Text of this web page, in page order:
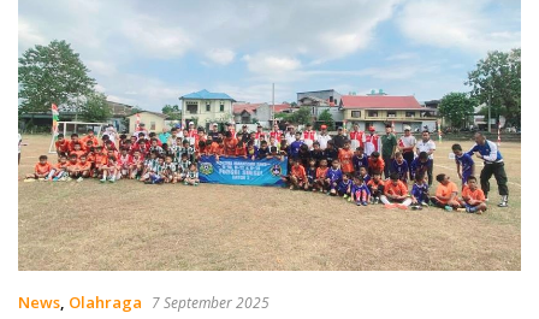
News, Olahraga 7 September 2025